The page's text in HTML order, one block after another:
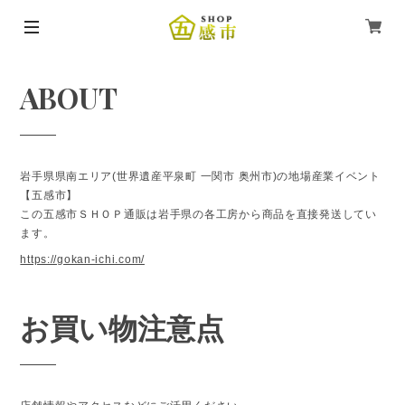
ABOUT
岩手県県南エリア(世界遺産平泉町 一関市 奥州市)の地場産業イベント
【五感市】
この五感市ＳＨＯＰ通販は岩手県の各工房から商品を直接発送してい
ます。
https://gokan-ichi.com/
お買い物注意点